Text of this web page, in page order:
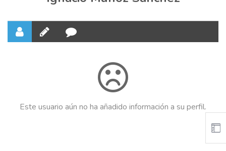
Este usuario aún no ha añadido información a su perfil.